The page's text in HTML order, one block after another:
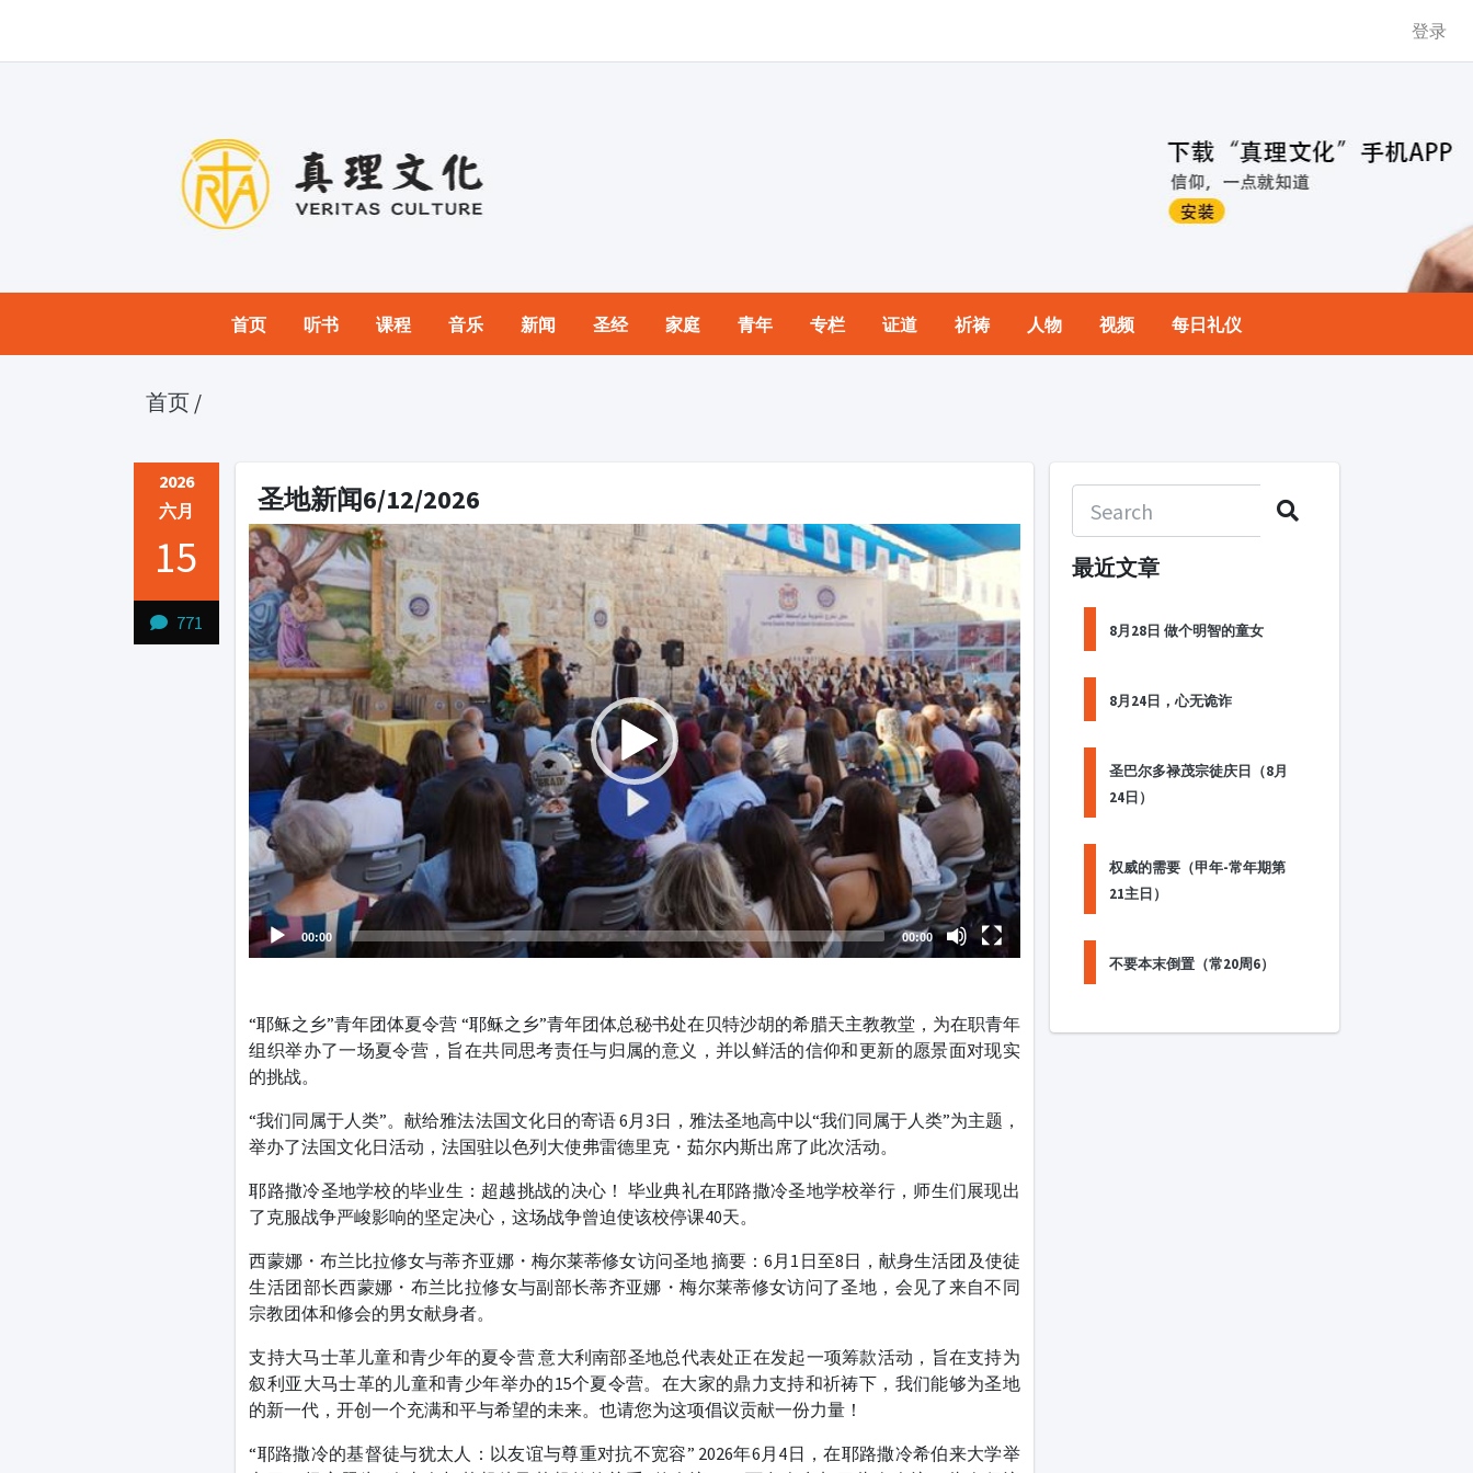
登录
首页 听书 课程 音乐 新闻 圣经 家庭 青年 专栏 证道 祈祷 人物 视频 每日礼仪
首页 /
2026
六月
15
771
圣地新闻6/12/2026
Video
Player
00:00 00:00
“耶稣之乡”青年团体夏令营 “耶稣之乡”青年团体总秘书处在贝特沙胡的希腊天主教教堂，为在职青年
组织举办了一场夏令营，旨在共同思考责任与归属的意义，并以鲜活的信仰和更新的愿景面对现实
的挑战。
“我们同属于人类”。献给雅法法国文化日的寄语 6月3日，雅法圣地高中以“我们同属于人类”为主题，
举办了法国文化日活动，法国驻以色列大使弗雷德里克・茹尔内斯出席了此次活动。
耶路撒冷圣地学校的毕业生：超越挑战的决心！ 毕业典礼在耶路撒冷圣地学校举行，师生们展现出
了克服战争严峻影响的坚定决心，这场战争曾迫使该校停课40天。
西蒙娜・布兰比拉修女与蒂齐亚娜・梅尔莱蒂修女访问圣地 摘要：6月1日至8日，献身生活团及使徒
生活团部长西蒙娜・布兰比拉修女与副部长蒂齐亚娜・梅尔莱蒂修女访问了圣地，会见了来自不同
宗教团体和修会的男女献身者。
支持大马士革儿童和青少年的夏令营 意大利南部圣地总代表处正在发起一项筹款活动，旨在支持为
叙利亚大马士革的儿童和青少年举办的15个夏令营。在大家的鼎力支持和祈祷下，我们能够为圣地
的新一代，开创一个充满和平与希望的未来。也请您为这项倡议贡献一份力量！
“耶路撒冷的基督徒与犹太人：以友谊与尊重对抗不宽容” 2026年6月4日，在耶路撒冷希伯来大学举
最近文章
8月28日 做个明智的童女
8月24日，心无诡诈
圣巴尔多禄茂宗徒庆日（8月
24日）
权威的需要（甲年-常年期第
21主日）
不要本末倒置（常20周6）